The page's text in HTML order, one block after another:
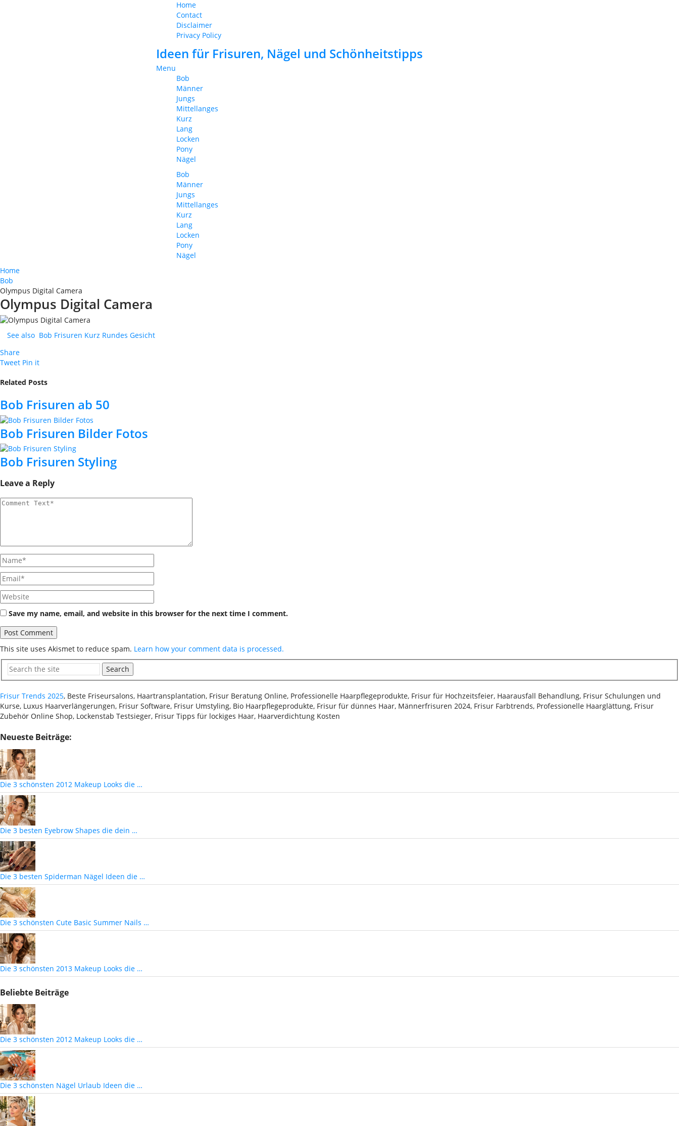
Home
Contact
Disclaimer
Privacy Policy
Ideen für Frisuren, Nägel und Schönheitstipps
Menu
Bob
Männer
Jungs
Mittellanges
Kurz
Lang
Locken
Pony
Nägel
Bob
Männer
Jungs
Mittellanges
Kurz
Lang
Locken
Pony
Nägel
Home
Bob
Olympus Digital Camera
Olympus Digital Camera
See also Bob Frisuren Kurz Rundes Gesicht
Share
Tweet Pin it
Related Posts
Bob Frisuren ab 50
Bob Frisuren Bilder Fotos
Bob Frisuren Styling
Leave a Reply
Save my name, email, and website in this browser for the next time I comment.
This site uses Akismet to reduce spam. Learn how your comment data is processed.
Search
Frisur Trends 2025, Beste Friseursalons, Haartransplantation, Frisur Beratung Online, Professionelle Haarpflegeprodukte, Frisur für Hochzeitsfeier, Haarausfall Behandlung, Frisur Schulungen und
Kurse, Luxus Haarverlängerungen, Frisur Software, Frisur Umstyling, Bio Haarpflegeprodukte, Frisur für dünnes Haar, Männerfrisuren 2024, Frisur Farbtrends, Professionelle Haarglättung, Frisur
Zubehör Online Shop, Lockenstab Testsieger, Frisur Tipps für lockiges Haar, Haarverdichtung Kosten
Neueste Beiträge:
Die 3 schönsten 2012 Makeup Looks die …
Die 3 besten Eyebrow Shapes die dein …
Die 3 besten Spiderman Nägel Ideen die …
Die 3 schönsten Cute Basic Summer Nails …
Die 3 schönsten 2013 Makeup Looks die …
Beliebte Beiträge
Die 3 schönsten 2012 Makeup Looks die …
Die 3 schönsten Nägel Urlaub Ideen die …